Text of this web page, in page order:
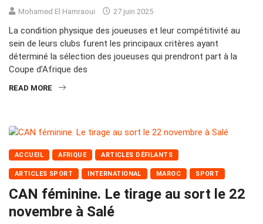
Mohamed El Hamraoui 27 juin 2025
La condition physique des joueuses et leur compétitivité au
sein de leurs clubs furent les principaux critères ayant
déterminé la sélection des joueuses qui prendront part à la
Coupe d’Afrique des
READ MORE
ACCUEIL AFRIQUE ARTICLES DÉFILANTS
ARTICLES SPORT INTERNATIONAL MAROC SPORT
CAN féminine. Le tirage au sort le 22
novembre à Salé